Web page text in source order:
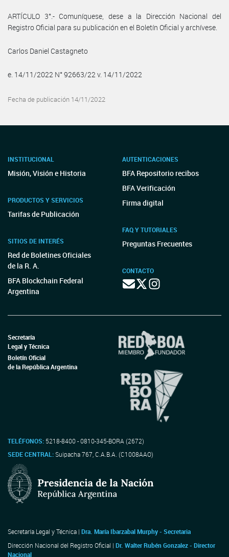
ARTÍCULO 3°.- Comuníquese, dese a la Dirección Nacional del
Registro Oficial para su publicación en el Boletín Oficial y archívese.
Carlos Daniel Castagneto
e. 14/11/2022 N° 92663/22 v. 14/11/2022
Fecha de publicación 14/11/2022
INSTITUCIONAL
Misión, Visión e Historia
PRODUCTOS Y SERVICIOS
Tarifas de Publicación
SITIOS DE INTERÉS
Red de Boletines Oficiales
de la R. A.
BFA Blockchain Federal
Argentina
AUTENTICACIONES
BFA Repositorio recibos
BFA Verificación
Firma digital
FAQ Y TUTORIALES
Preguntas Frecuentes
CONTACTO
Secretaría
Legal y Técnica
Boletín Oficial
de la República Argentina
TELÉFONOS: 5218-8400 - 0810-345-BORA (2672)
SEDE CENTRAL:Suipacha 767, C.A.B.A. (C1008AAO)
Secretaría Legal y Técnica | Dra. María Ibarzabal Murphy - Secretaria
Dirección Nacional del Registro Oficial | Dr. Walter Rubén Gonzalez - Director
Nacional